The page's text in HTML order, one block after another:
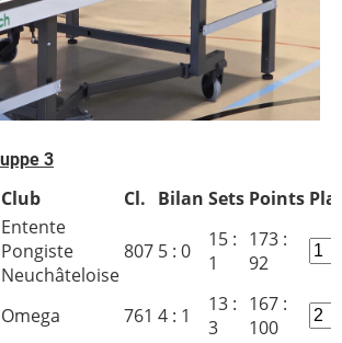
3
Club Cl. Bilan Sets Points
Entente
Pongiste
Neuchâteloise
807 5 : 0
15 :
1
173 :
92
Omega 761 4 : 1
13 :
3
167 :
100